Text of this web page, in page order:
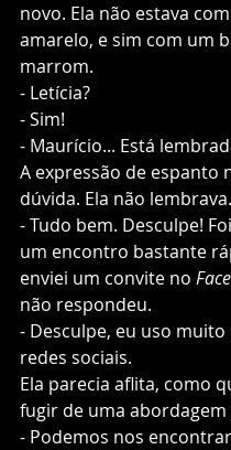
novo. Ela não estava
amarelo, e sim com um
marrom.
- Letícia?
- Sim!
- Maurício... Está
A expressão de espanto
dúvida. Ela não lembrava.
- Tudo bem. Desculpe!
um encontro bastante
enviei um convite no Face
não respondeu.
- Desculpe, eu uso muito
redes sociais.
Ela parecia aflita, como
fugir de uma
- Podemos nos